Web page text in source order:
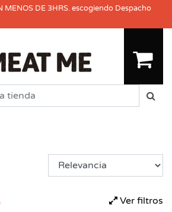
MENOS DE 3HRS. escogiendo Despacho
Ver filtros